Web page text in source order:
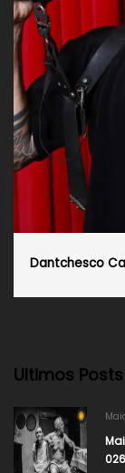
Dantchesco
Ultimos Posts
026​